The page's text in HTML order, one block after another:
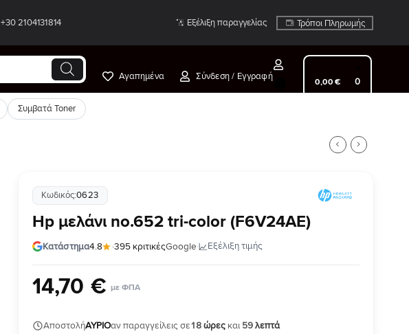
+30 2104131814 Εξέλιξη παραγγελίας Τρόποι Πληρωμής
Αγαπημένα Σύνδεση / Εγγραφή
0,00 € 0
Συμβατά Toner
Κωδικός:0623
Hp μελάνι no.652 tri-color (F6V24AE)
Κατάστημα4.8 ·395 κριτικέςGoogle· Εξέλιξη τιμής
14,70 €
ΑποστολήΑΥΡΙΟαν παραγγείλεις σε18ώρεςκαι 59λεπτά